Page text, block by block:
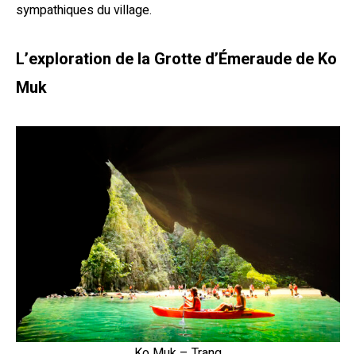
sympathiques du village.
L’exploration de la Grotte d’Émeraude de Ko
Muk